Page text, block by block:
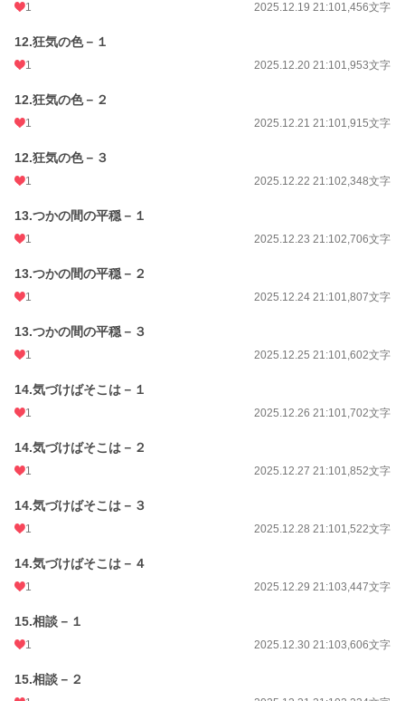
1 2025.12.19 21:101,456文字
12.狂気の色－１
1 2025.12.20 21:101,953文字
12.狂気の色－２
1 2025.12.21 21:101,915文字
12.狂気の色－３
1 2025.12.22 21:102,348文字
13.つかの間の平穏－１
1 2025.12.23 21:102,706文字
13.つかの間の平穏－２
1 2025.12.24 21:101,807文字
13.つかの間の平穏－３
1 2025.12.25 21:101,602文字
14.気づけばそこは－１
1 2025.12.26 21:101,702文字
14.気づけばそこは－２
1 2025.12.27 21:101,852文字
14.気づけばそこは－３
1 2025.12.28 21:101,522文字
14.気づけばそこは－４
1 2025.12.29 21:103,447文字
15.相談－１
1 2025.12.30 21:103,606文字
15.相談－２